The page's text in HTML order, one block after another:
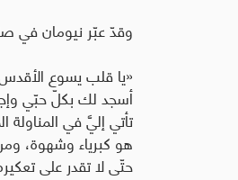
وقدّ عبّر نيومان في
«يا قلب يسوع
أسجد لك بكلّ حبّي
تأتي إليَّ في
هو كبرياء وشهوة،
حتّى لا تقدر على